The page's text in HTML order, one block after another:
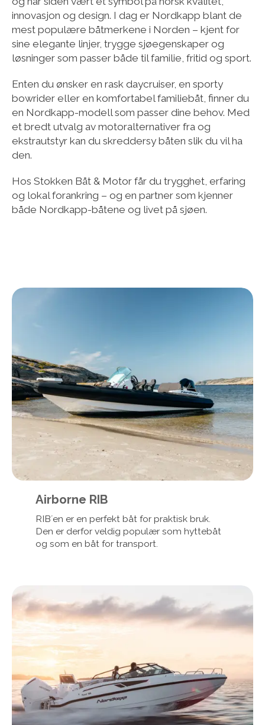
innovasjon og design. I dag er Nordkapp blant de
mest populære båtmerkene i Norden – kjent for
sine elegante linjer, trygge sjøegenskaper og
løsninger som passer både til familie, fritid og sport.
Enten du ønsker en rask daycruiser, en sporty
bowrider eller en komfortabel familiebåt, finner du
en Nordkapp-modell som passer dine behov. Med
et bredt utvalg av motoralternativer fra og
ekstrautstyr kan du skreddersy båten slik du vil ha
den.
Hos Stokken Båt & Motor får du trygghet, erfaring
og lokal forankring – og en partner som kjenner
både Nordkapp-båtene og livet på sjøen.
Airborne RIB
RIB´en er en perfekt båt for praktisk bruk.
Den er derfor veldig populær som hyttebåt
og som en båt for transport.